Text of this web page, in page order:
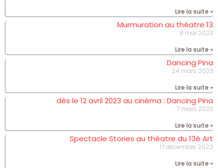
Lire la suite »
Murmuration au théatre 13
8 mai 2023
Lire la suite »
Dancing Pina
24 mars 2023
Lire la suite »
dès le 12 avril 2023 au cinéma : Dancing Pina
7 mars 2023
Lire la suite »
Spectacle Stories au théatre du 13è Art
17 décembre 2022
Lire la suite »